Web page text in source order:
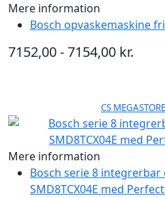
Mere information
Bosch opvaskemaskine
7152,00 - 7154,00 kr.
CS
Mere information
Bosch serie 8
SMD8TCX04E med